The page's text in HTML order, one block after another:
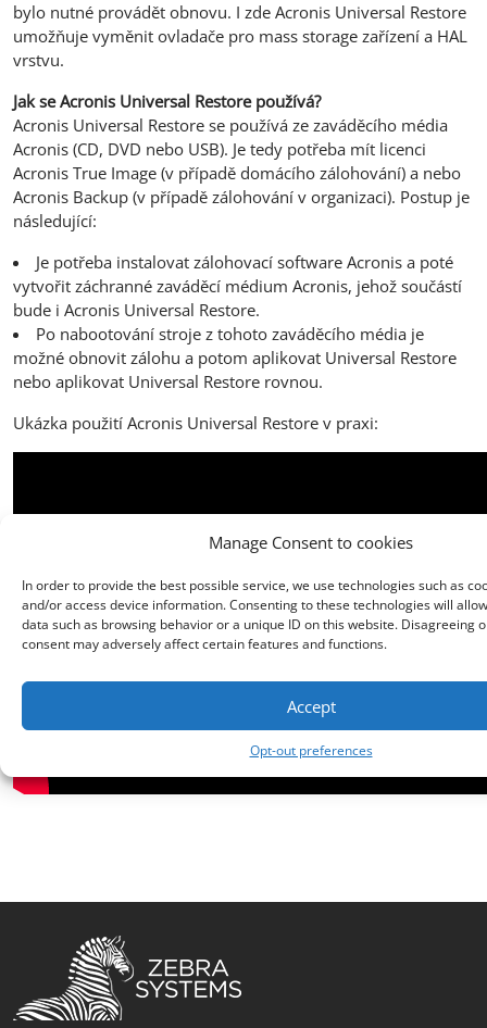
Manage Consent to cookies
In order to provide the best possible service, we use technologies such as
and/or access device information. Consenting to these technologies will
data such as browsing behavior or a unique ID on this website. Disagreeing
consent may adversely affect certain features and functions.
Accept
Opt-out preferences
bylo nutné provádět obnovu. I zde Acronis Universal Restore
umožňuje vyměnit ovladače pro mass storage zařízení a HAL
vrstvu.
Jak se Acronis Universal Restore používá?
Acronis Universal Restore se používá ze zaváděcího média
Acronis (CD, DVD nebo USB). Je tedy potřeba mít licenci
Acronis True Image (v případě domácího zálohování) a nebo
Acronis Backup (v případě zálohování v organizaci). Postup je
následující:
Je potřeba instalovat zálohovací software Acronis a poté
vytvořit záchranné zaváděcí médium Acronis, jehož součástí
bude i Acronis Universal Restore.
Po nabootování stroje z tohoto zaváděcího média je
možné obnovit zálohu a potom aplikovat Universal Restore
nebo aplikovat Universal Restore rovnou.
Ukázka použití Acronis Universal Restore v praxi: